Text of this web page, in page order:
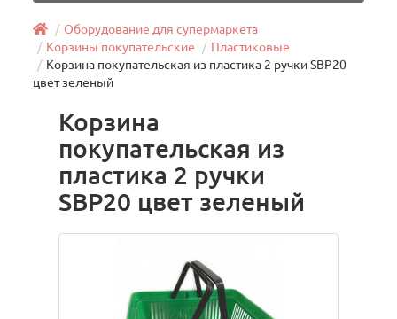
Оборудование для супермаркета
Корзины покупательские
Пластиковые
Корзина покупательская из пластика 2 ручки SBP20
цвет зеленый
Корзина
покупательская из
пластика 2 ручки
SBP20 цвет зеленый